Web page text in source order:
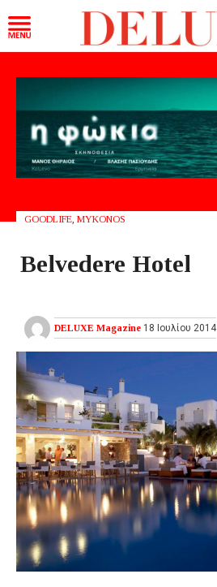
GOODLIFE MYKONOS
Belvedere Hotel
DELUXE Magazine 18 Ιουλίου 2014